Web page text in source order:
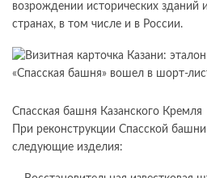
возрождении исторических зданий
странах, в том числе и в России.
Спасская башня Казанского Кремля
При реконструкции Спасской
следующие изделия: